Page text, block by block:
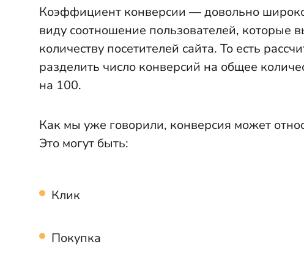
Коэффициент конверсии — довольно
виду соотношение пользователей, которые
количеству посетителей сайта. То есть
разделить число конверсий на общее
на 100.
Как мы уже говорили, конверсия может
Это могут быть:
Клик
Покупка